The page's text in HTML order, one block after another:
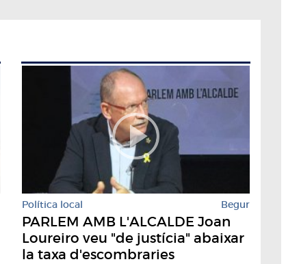
Política local Begur
PARLEM AMB L'ALCALDE Joan
Loureiro veu "de justícia" abaixar
la taxa d'escombraries